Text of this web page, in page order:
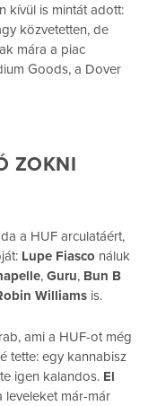
kívül is mintát adott:
közvetetten, de
mára a piac
Goods, a Dover
ZOKNI
a HUF arculatáért,
Lupe Fiasco náluk
, Guru, Bun B
Williams is.
ami a HUF-ot még
tette: egy kannabisz
igen kalandos. El
leveleket már-már